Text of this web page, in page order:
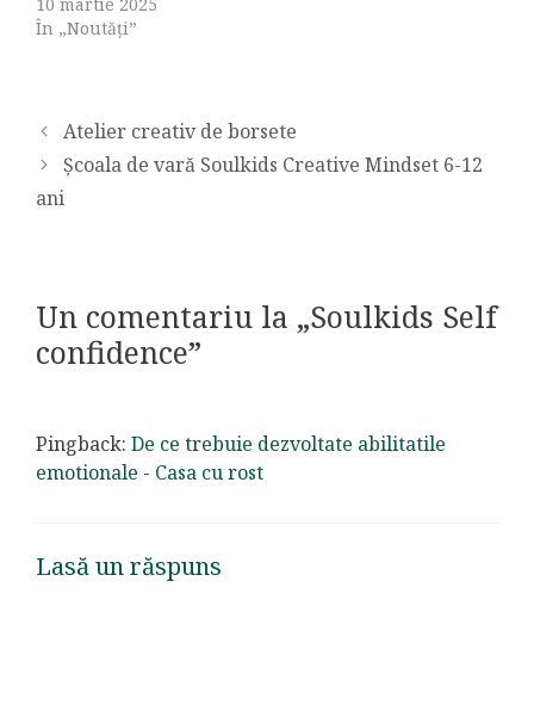
În „Noutăți”
Atelier creativ de borsete
Școala de vară Soulkids Creative Mindset 6-12
ani
Un comentariu la „Soulkids Self
confidence”
Pingback: De ce trebuie dezvoltate abilitatile
emotionale - Casa cu rost
Lasă un răspuns